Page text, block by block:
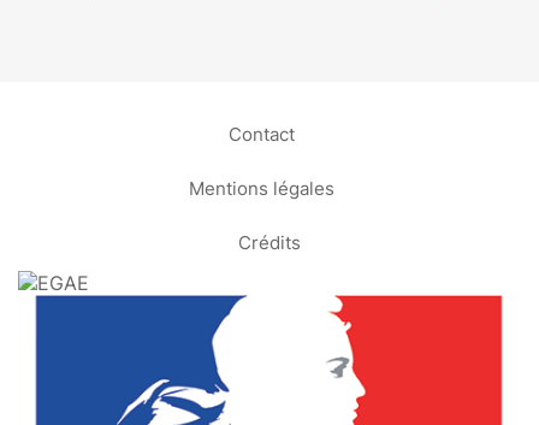
Contact
Mentions légales
Crédits